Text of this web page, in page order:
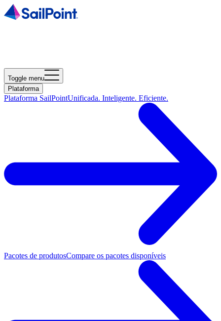
Toggle menu
Plataforma
Plataforma SailPointUnificada. Inteligente. Eficiente.
Pacotes de produtosCompare os pacotes disponíveis